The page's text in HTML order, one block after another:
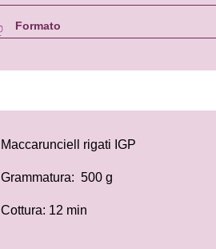
Formato
Maccarunciell rigati IGP
Grammatura: 500 g
Cottura: 12 min